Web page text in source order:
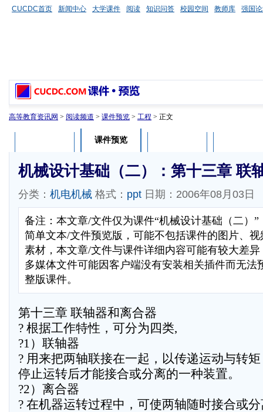
CUCDC首页 新闻中心 大学课件 阅读 知识问答 校园空间 教师库 强国
高等教育资讯网 > 阅读频道 > 课件预览 > 工程 > 正文
课件预览
机械设计基础（二）：第十三章 联
分类： 机电机械 格式： ppt 日期：2006年08月03日
备注：本文章/文件仅为课件“机械设计基础（二）
简单文本/文件预览版，可能不包括课件的图片、
素材，本文章/文件与课件详细内容可能有较大差
多媒体文件可能因客户端没有安装相关插件而无法
整版课件。
第十三章 联轴器和离合器
? 根据工作特性，可分为四类,
?1）联轴器
? 用来把两轴联接在一起，以传递运动与转
停止运转后才能接合或分离的一种装置。
?2）离合器
? 在机器运转过程中，可使两轴随时接合或